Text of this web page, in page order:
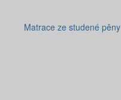
Matrace ze studené pěny